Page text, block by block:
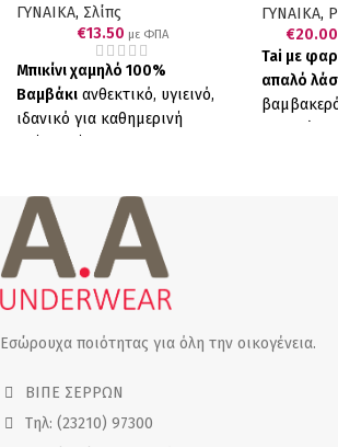
ΓΥΝΑΙΚΑ, Σλίπς
€13.50 με ΦΠΑ
Μπικίνι χαμηλό 100%
Βαμβάκι ανθεκτικό, υγιεινό,
ιδανικό για καθημερινή
τεμαχίων (6 μαύρα).
ΓΥΝΑΙΚΑ,
€20.00
Tai με
απαλό
Εσώρουχα ποιότητας για όλη την οικογένεια.
ΒΙΠΕ ΣΕΡΡΩΝ
Τηλ: (23210) 97300